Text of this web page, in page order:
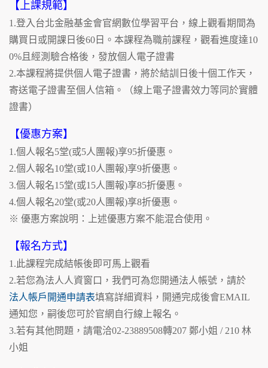
【上課規範】
1.登入台北金融基金會官網數位學習平台，線上觀看期間為
購買日或開課日後60日。本課程為職前課程，觀看進度達10
0%且經測驗合格後，發放個人電子證書
2.本課程將提供個人電子證書，將於結訓日後十個工作天，
寄送電子證書至個人信箱。（線上電子證書效力等同於實體
證書）
【優惠方案】
1.個人報名5堂(或5人團報)享95折優惠。
2.個人報名10堂(或10人團報)享9折優惠。
3.個人報名15堂(或15人團報)享85折優惠。
4.個人報名20堂(或20人團報)享8折優惠。
※ 優惠方案說明：上述優惠方案不能混合使用。
【報名方式】
1.此課程完成結帳後即可馬上觀看
2.若您為法人人資窗口，我們可為您開通法人帳號，請於
法人帳戶開通申請表填寫詳細資料，開通完成後會EMAIL
通知您，嗣後您可於官網自行線上報名。
3.若有其他問題，請電洽02-23889508轉207 鄭小姐 / 210 林
小姐